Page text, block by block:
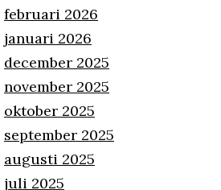
februari 2026
januari 2026
december 2025
november 2025
oktober 2025
september 2025
augusti 2025
juli 2025